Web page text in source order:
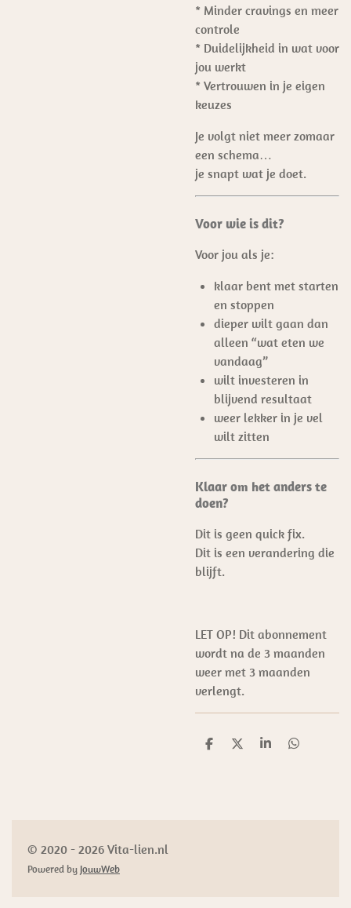
* Minder cravings en meer
controle
* Duidelijkheid in wat voor
jou werkt
* Vertrouwen in je eigen
keuzes
Je volgt niet meer zomaar
een schema…
je snapt wat je doet.
Voor wie is dit?
Voor jou als je:
klaar bent met starten
en stoppen
dieper wilt gaan dan
alleen “wat eten we
vandaag”
wilt investeren in
blijvend resultaat
weer lekker in je vel
wilt zitten
Klaar om het anders te
doen?
Dit is geen quick fix.
Dit is een verandering die
blijft.
LET OP! Dit abonnement
wordt na de 3 maanden
weer met 3 maanden
verlengt.
D
D
S
D
© 2020 - 2026 Vita-lien.nl
Powered by JouwWeb